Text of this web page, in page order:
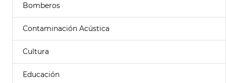
Bomberos
Contaminación Acústica
Cultura
Educación